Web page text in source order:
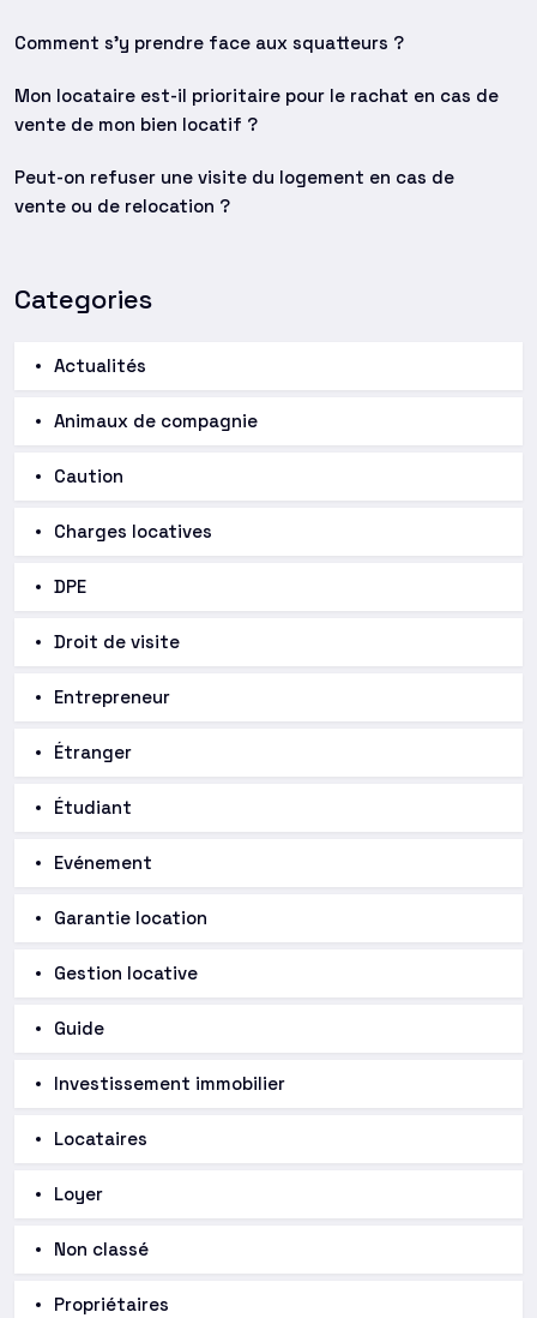
Comment s’y prendre face aux squatteurs ?
Mon locataire est-il prioritaire pour le rachat en cas de
vente de mon bien locatif ?
Peut-on refuser une visite du logement en cas de
vente ou de relocation ?
Categories
Actualités
Animaux de compagnie
Caution
Charges locatives
DPE
Droit de visite
Entrepreneur
Étranger
Étudiant
Evénement
Garantie location
Gestion locative
Guide
Investissement immobilier
Locataires
Loyer
Non classé
Propriétaires